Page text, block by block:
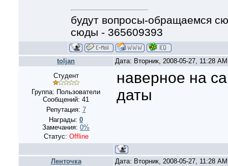
будут вопросы-обращаемся
сюды - 365609393
toljan
Дата: Вторник, 2008-05-27, 11:28
Студент
Группа: Пользователи
Сообщений: 41
Репутация: 7
Награды: 0
Замечания: 0%
Статус: Offline
наверное на
даты
Ленточка Дата: Вторник, 2008-05-27, 11:28